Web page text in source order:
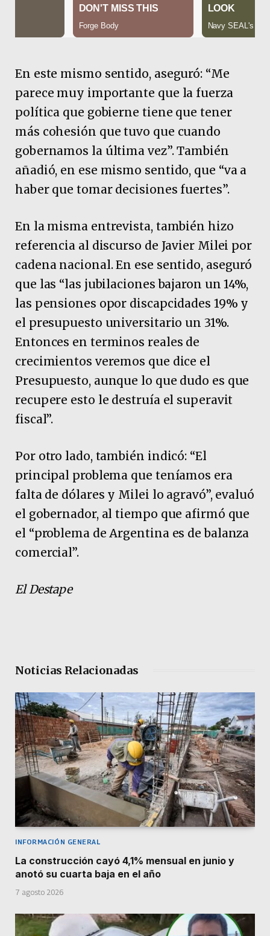
En este mismo sentido, aseguró: “Me
parece muy importante que la fuerza
política que gobierne tiene que tener
más cohesión que tuvo que cuando
gobernamos la última vez”. También
añadió, en ese mismo sentido, que “va a
haber que tomar decisiones fuertes”.
En la misma entrevista, también hizo
referencia al discurso de Javier Milei por
cadena nacional. En ese sentido, aseguró
que las “las jubilaciones bajaron un 14%,
las pensiones opor discapcidades 19% y
el presupuesto universitario un 31%.
Entonces en terminos reales de
crecimientos veremos que dice el
Presupuesto, aunque lo que dudo es que
recupere esto le destruía el superavit
fiscal”.
Por otro lado, también indicó: “El
principal problema que teníamos era
falta de dólares y Milei lo agravó”, evaluó
el gobernador, al tiempo que afirmó que
el “problema de Argentina es de balanza
comercial”.
El Destape
Noticias Relacionadas
INFORMACIÓN GENERAL
La construcción cayó 4,1% mensual en junio y
anotó su cuarta baja en el año
7 agosto 2026